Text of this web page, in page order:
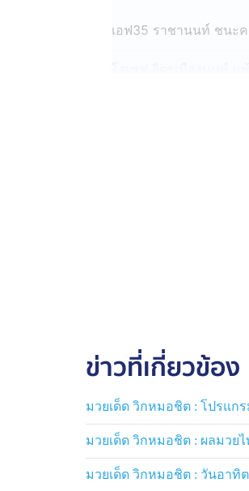
เอฟ35 ราชานนท์ ชนะ
ข่าวที่เกี่ยวข้อง
มวยเด็ด วิกหมอชิต : โปรแก
มวยเด็ด วิกหมอชิต : ผลมวย
มวยเด็ด วิกหมอชิต : วันอาทิ